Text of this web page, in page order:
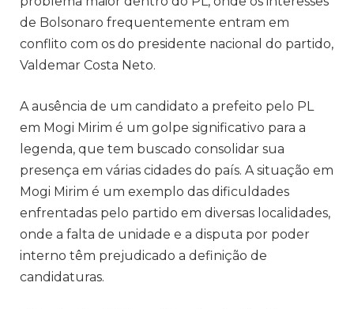
de Bolsonaro frequentemente entram em
conflito com os do presidente nacional do partido,
Valdemar Costa Neto.
A ausência de um candidato a prefeito pelo PL
em Mogi Mirim é um golpe significativo para a
legenda, que tem buscado consolidar sua
presença em várias cidades do país. A situação em
Mogi Mirim é um exemplo das dificuldades
enfrentadas pelo partido em diversas localidades,
onde a falta de unidade e a disputa por poder
interno têm prejudicado a definição de
candidaturas.